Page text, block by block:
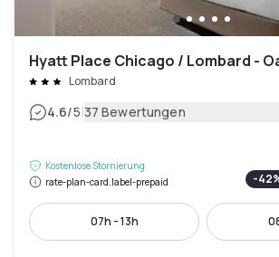
Hyatt Place Chicago / Lombard -
Lombard
4.6/5|37 Bewertungen
Kostenlose Stornierung
rate-plan-card.label-prepaid
-42
07h - 13h